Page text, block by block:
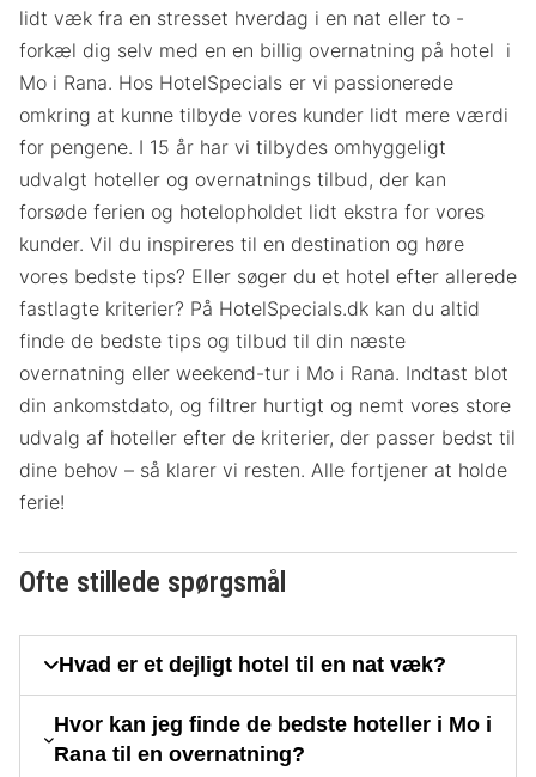
lidt væk fra en stresset hverdag i en nat eller to -
forkæl dig selv med en en billig overnatning på hotel i
Mo i Rana. Hos HotelSpecials er vi passionerede
omkring at kunne tilbyde vores kunder lidt mere værdi
for pengene. I 15 år har vi tilbydes omhyggeligt
udvalgt hoteller og overnatnings tilbud, der kan
forsøde ferien og hotelopholdet lidt ekstra for vores
kunder. Vil du inspireres til en destination og høre
vores bedste tips? Eller søger du et hotel efter allerede
fastlagte kriterier? På HotelSpecials.dk kan du altid
finde de bedste tips og tilbud til din næste
overnatning eller weekend-tur i Mo i Rana. Indtast blot
din ankomstdato, og filtrer hurtigt og nemt vores store
udvalg af hoteller efter de kriterier, der passer bedst til
dine behov – så klarer vi resten. Alle fortjener at holde
ferie!
Ofte stillede spørgsmål
Hvad er et dejligt hotel til en nat væk?
Hvor kan jeg finde de bedste hoteller i Mo i
Rana til en overnatning?